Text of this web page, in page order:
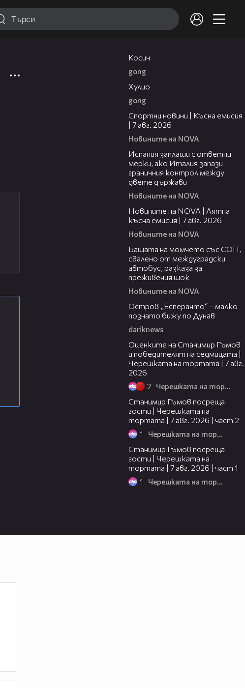
Косич
gong
Хулио
gong
Спортни новини | Късна емисия
| 7 авг. 2026
Новините на NOVA
Испания заплаши с ответни
мерки, ако Италия запази
граничния контрол между
двете държави
Новините на NOVA
Новините на NOVA | Лятна
късна емисия | 7 авг. 2026
Новините на NOVA
Бащата на момчето със СОП,
свалено от междуградски
автобус, разказа за
преживения шок
Новините на NOVA
Остров „Есперанто“ – малко
познато бижу по Дунав
dariknews
Оценките на Станимир Гъмов
и победителят на седмицата |
Черешката на тортата | 7 авг.
2026
2 Черешката на тортата
Станимир Гъмов посреща
гости | Черешката на
тортата | 7 авг. 2026 | част 2
1 Черешката на тортата
Станимир Гъмов посреща
гости | Черешката на
тортата | 7 авг. 2026 | част 1
1 Черешката на тортата